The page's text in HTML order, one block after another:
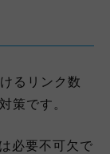
るリンク数
策です。
必要不可欠で